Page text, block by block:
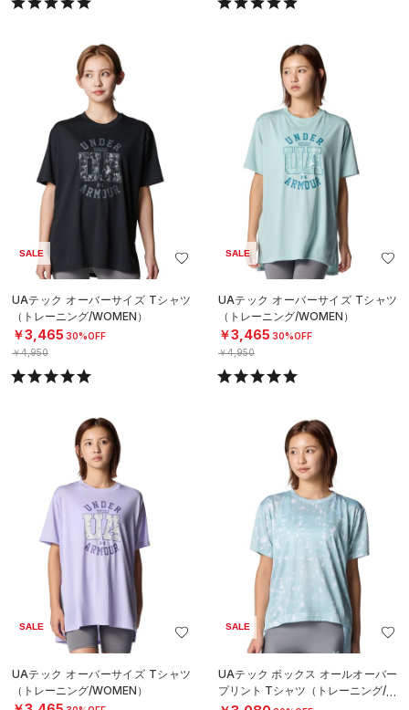
SALE
UAテック オーバーサイズ Tシャツ
（トレーニング/WOMEN）
￥3,465 30%OFF
￥4,950
SALE
UAテック オーバーサイズ Tシャツ
（トレーニング/WOMEN）
￥3,465 30%OFF
￥4,950
SALE
UAテック オーバーサイズ Tシャツ
（トレーニング/WOMEN）
SALE
UAテック ボックス オールオーバー
プリント Tシャツ（トレーニング/W
OMEN）